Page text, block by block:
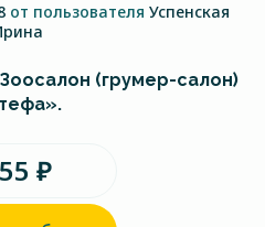
от пользователя Успенская
(грумер-салон)
₽